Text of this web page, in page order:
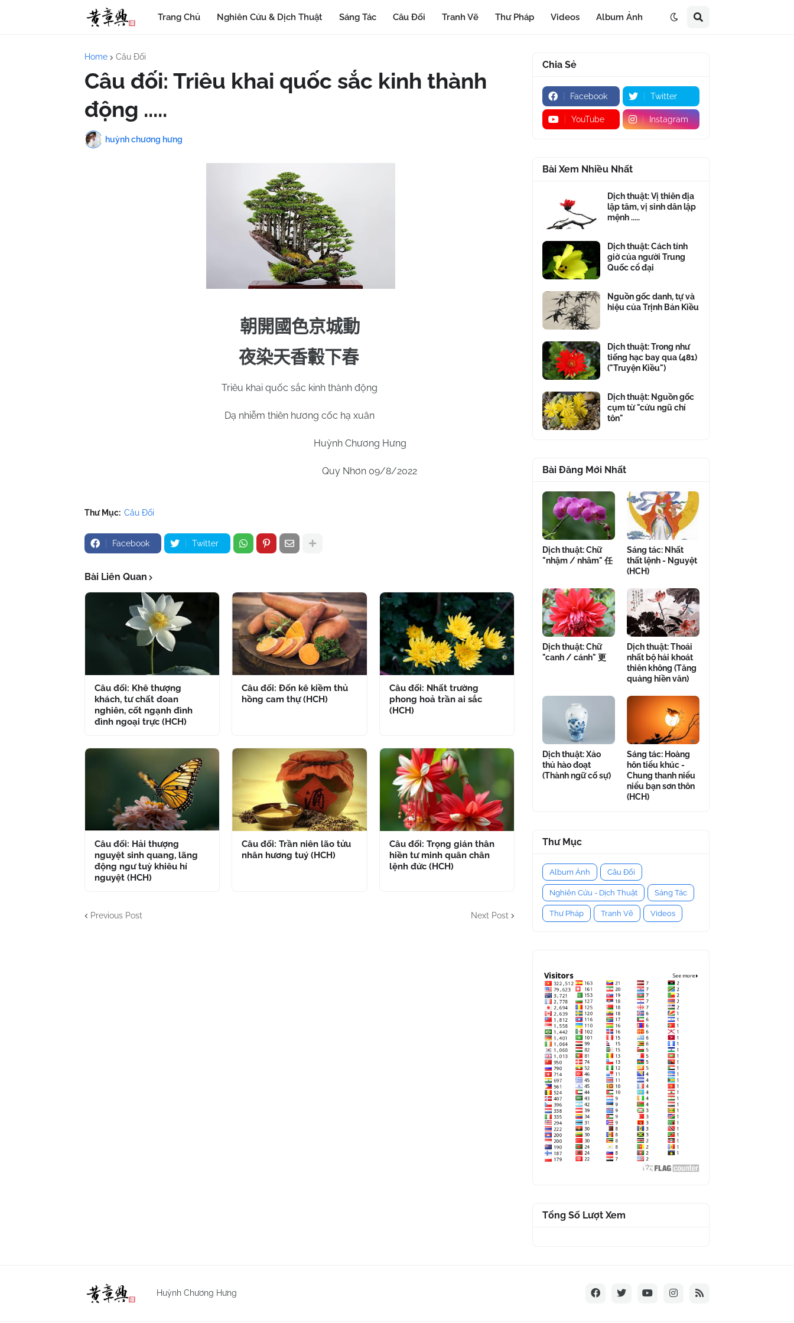
Trang Chủ Nghiên Cứu & Dịch Thuật Sáng Tác Câu Đối Tranh Vẽ Thư Pháp Videos Album Ảnh
Home Câu Đối
Câu đối: Triêu khai quốc sắc kinh thành
động .....
huỳnh chương hưng
朝開國色京城動
夜染天香轂下春
Triêu khai quốc sắc kinh thành động
Dạ nhiễm thiên hương cốc hạ xuân
Huỳnh Chương Hưng
Quy Nhơn 09/8/2022
Thư Mục: Câu Đối
Facebook Twitter
Bài Liên Quan
Câu đối: Khê thượng
khách, tư chất đoan
nghiên, cốt ngạnh đình
đình ngoại trực (HCH)
Câu đối: Đốn kê kiềm thủ
hồng cam thự (HCH)
Câu đối: Nhất trường
phong hoả trần ai sắc
(HCH)
Câu đối: Hải thượng
nguyệt sinh quang, lãng
động ngư tuỳ khiêu hí
nguyệt (HCH)
Câu đối: Trần niên lão tửu
nhân hương tuý (HCH)
Câu đối: Trọng gián thân
hiền tư minh quân chân
lệnh đức (HCH)
Previous Post Next Post
Chia Sẻ
Facebook Twitter
YouTube Instagram
Bài Xem Nhiều Nhất
Dịch thuật: Vị thiên địa
lập tâm, vị sinh dân lập
mệnh .....
Dịch thuật: Cách tính
giờ của người Trung
Quốc cổ đại
Nguồn gốc danh, tự và
hiệu của Trịnh Bản Kiều
Dịch thuật: Trong như
tiếng hạc bay qua (481)
("Truyện Kiều")
Dịch thuật: Nguồn gốc
cụm từ "cửu ngũ chí
tôn"
Bài Đăng Mới Nhất
Dịch thuật: Chữ
"nhậm / nhâm" 任
Sáng tác: Nhất
thất lệnh - Nguyệt
(HCH)
Dịch thuật: Chữ
"canh / cánh" 更
Dịch thuật: Thoái
nhất bộ hải khoát
thiên không (Tăng
quảng hiền văn)
Dịch thuật: Xảo
thủ hào đoạt
(Thành ngữ cố sự)
Sáng tác: Hoàng
hôn tiểu khúc -
Chung thanh niểu
niểu bạn sơn thôn
(HCH)
Thư Mục
Album Ảnh Câu Đối
Nghiên Cứu - Dịch Thuật Sáng Tác
Thư Pháp Tranh Vẽ Videos
Tổng Số Lượt Xem
Huỳnh Chương Hưng